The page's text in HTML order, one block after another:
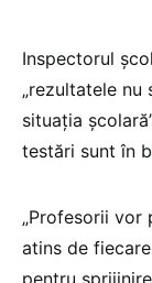
Inspectorul
„rezultatele
situația
testări sunt în
„Profesorii vor
atins de
pentru